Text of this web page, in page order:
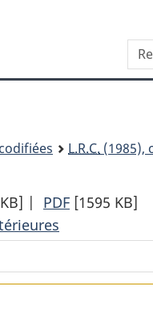
L.R.C. (1985),
| PDF Texte
:
Loi
[1595 KB]